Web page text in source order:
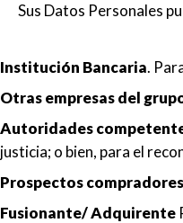
Sus Datos Personales
Institución Bancaria.
Otras empresas del
Autoridades
justicia; o bien, para el
Prospectos
Fusionante/ Adquirente